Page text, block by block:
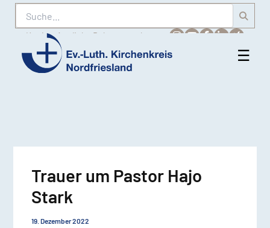
Suche
Karriere Amtliche Bekanntmachungen
Ev.-
☰
Trauer um Pastor Hajo
Stark
19. Dezember 2022